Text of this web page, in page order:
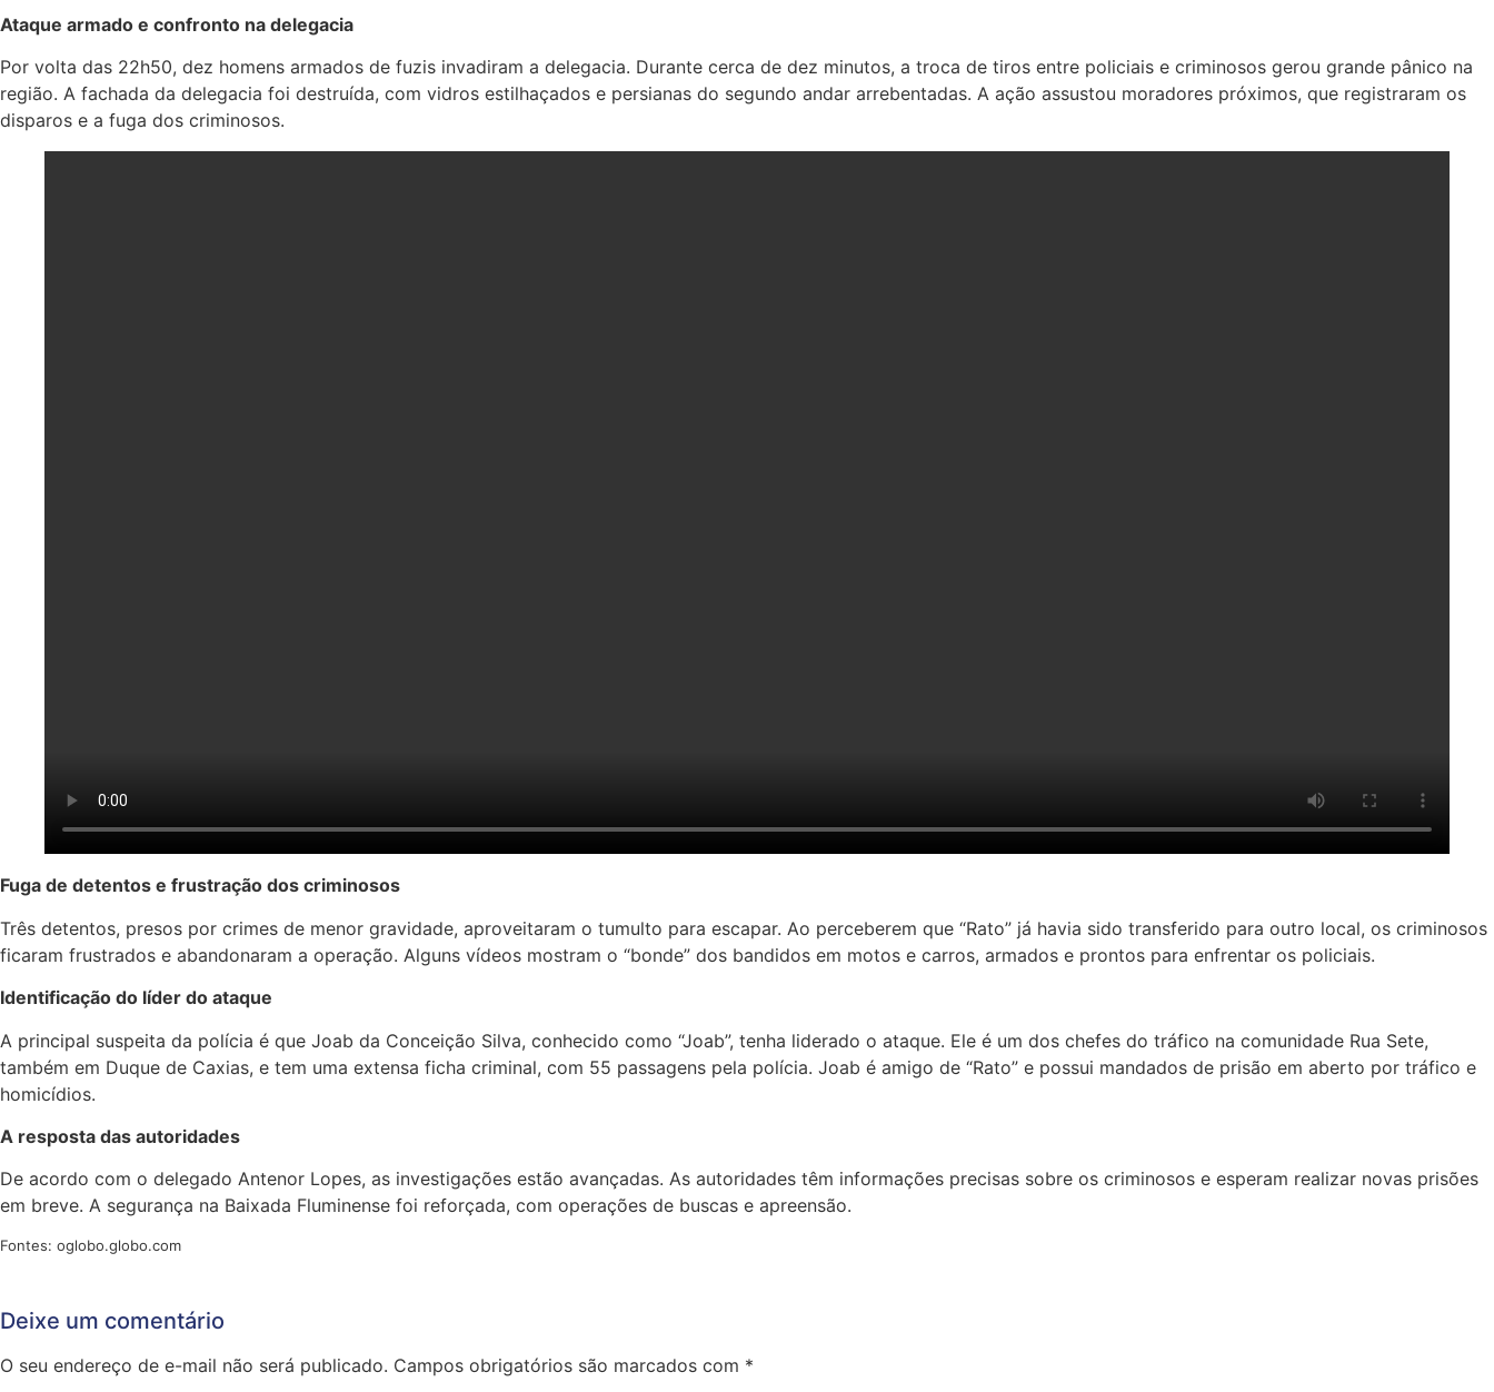
Ataque armado e confronto na delegacia
Por volta das 22h50, dez homens armados de fuzis invadiram a delegacia. Durante cerca de dez minutos, a troca de tiros entre policiais e criminosos gerou grande pânico na
região. A fachada da delegacia foi destruída, com vidros estilhaçados e persianas do segundo andar arrebentadas. A ação assustou moradores próximos, que registraram os
disparos e a fuga dos criminosos.
Fuga de detentos e frustração dos criminosos
Três detentos, presos por crimes de menor gravidade, aproveitaram o tumulto para escapar. Ao perceberem que “Rato” já havia sido transferido para outro local, os criminosos
ficaram frustrados e abandonaram a operação. Alguns vídeos mostram o “bonde” dos bandidos em motos e carros, armados e prontos para enfrentar os policiais.
Identificação do líder do ataque
A principal suspeita da polícia é que Joab da Conceição Silva, conhecido como “Joab”, tenha liderado o ataque. Ele é um dos chefes do tráfico na comunidade Rua Sete,
também em Duque de Caxias, e tem uma extensa ficha criminal, com 55 passagens pela polícia. Joab é amigo de “Rato” e possui mandados de prisão em aberto por tráfico e
homicídios.
A resposta das autoridades
De acordo com o delegado Antenor Lopes, as investigações estão avançadas. As autoridades têm informações precisas sobre os criminosos e esperam realizar novas prisões
em breve. A segurança na Baixada Fluminense foi reforçada, com operações de buscas e apreensão.
Fontes: oglobo.globo.com
Deixe um comentário
O seu endereço de e-mail não será publicado. Campos obrigatórios são marcados com *